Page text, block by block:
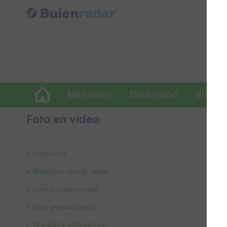
Mijn weer Nederland
Foto en video
Uitgelicht
Weerfoto van de week
Laatst toegevoegd
Best gewaardeerd
Populaire categorieën